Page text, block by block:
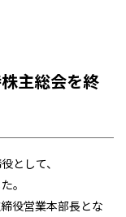
主総会を終
として、
。
役営業本部長とな